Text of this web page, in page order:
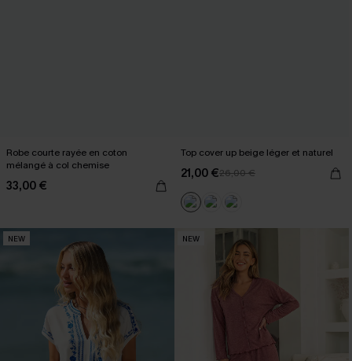
Robe courte rayée en coton
mélangé à col chemise
33,00 €
Top cover up beige léger et naturel
21,00 €26,00 €
NEW NEW